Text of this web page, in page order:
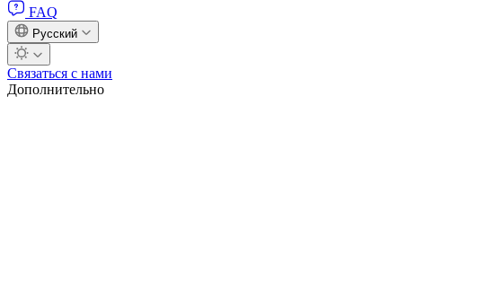
FAQ
Русский
Связаться с нами
Дополнительно